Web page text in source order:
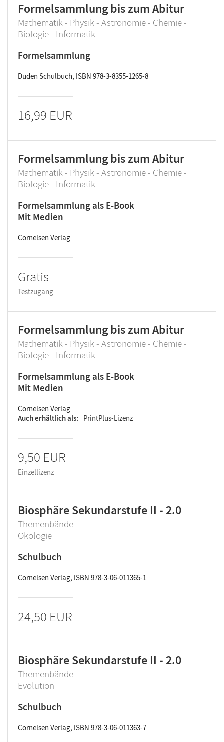
Formelsammlung bis zum Abitur
Mathematik - Physik - Astronomie - Chemie -
Biologie - Informatik
Formelsammlung
Duden Schulbuch, ISBN 978-3-8355-1265-8
16,99 EUR
Formelsammlung bis zum Abitur
Mathematik - Physik - Astronomie - Chemie -
Biologie - Informatik
Formelsammlung als E-Book
Mit Medien
Cornelsen Verlag
Gratis
Testzugang
Formelsammlung bis zum Abitur
Mathematik - Physik - Astronomie - Chemie -
Biologie - Informatik
Formelsammlung als E-Book
Mit Medien
Cornelsen Verlag
Auch erhältlich als
PrintPlus-Lizenz
9,50 EUR
Einzellizenz
Biosphäre Sekundarstufe II - 2.0
Themenbände
Ökologie
Schulbuch
Cornelsen Verlag, ISBN 978-3-06-011365-1
24,50 EUR
Biosphäre Sekundarstufe II - 2.0
Themenbände
Evolution
Schulbuch
Cornelsen Verlag, ISBN 978-3-06-011363-7